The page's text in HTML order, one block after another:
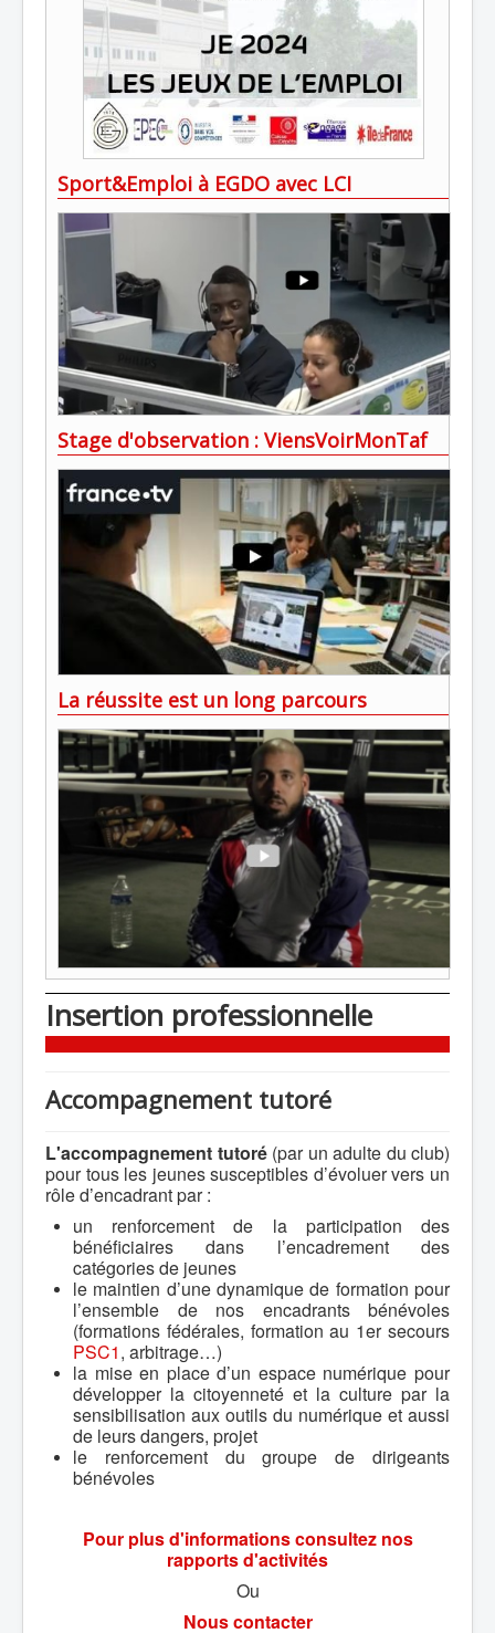
Sport&Emploi à EGDO avec LCI
Stage d'observation : ViensVoirMonTaf
La réussite est un long parcours
Insertion professionnelle
Accompagnement tutoré
L'accompagnement tutoré(par un adulte du club)
pour tous les jeunes susceptibles d’évoluer vers un
rôle d’encadrant par :
un renforcement de la participation des
bénéficiaires dans l’encadrement des
catégories de jeunes
le maintien d’une dynamique de formation pour
l’ensemble de nos encadrants bénévoles
(formations fédérales, formation au 1er secours
PSC1, arbitrage…)
la mise en place d’un espace numérique pour
développer la citoyenneté et la culture par la
sensibilisation aux outils du numérique et aussi
de leurs dangers, projet
le renforcement du groupe de dirigeants
bénévoles
Pour plus d'informations consultez nos
rapports d'activités
Ou
Nous contacter